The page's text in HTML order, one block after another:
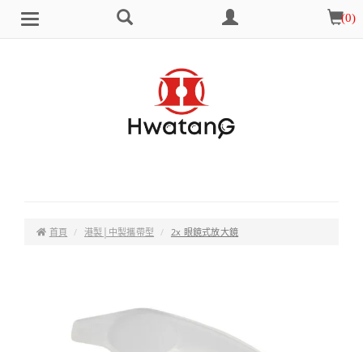
選
搜
會
員
中
購
物
車
(0)
首頁 港製│中製攜帶型 2x 眼鏡式放大鏡